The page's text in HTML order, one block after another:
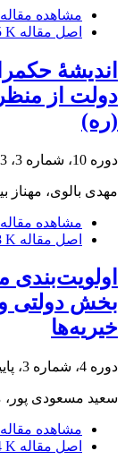
مشاهده مقاله
اصل مقاله K
اندیشۀ
دولت از
(ره)
دوره 10، شماره 3، 1393، صفحه
مهدی بالوی، مهناز
مشاهده مقاله
اصل مقاله K
بخش دولتی و
خیریه‌ها
دوره 4، شماره 3، پاییز 1397، صفحه
سعید مسعودی پور،
مشاهده مقاله
اصل مقاله K